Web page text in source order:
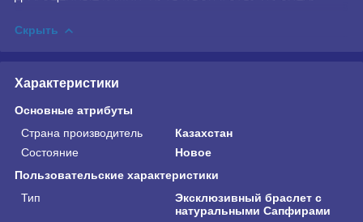
Скрыть
Характеристики
Основные атрибуты
Страна производитель
Казахстан
Состояние
Новое
Пользовательские характеристики
Тип
Эксклюзивный браслет с
натуральными Сапфирами